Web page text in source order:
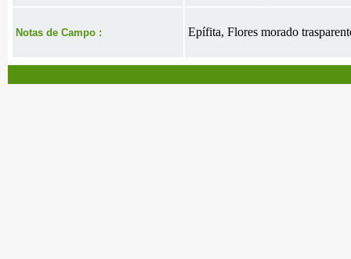
Notas de Campo : Epífita, Flores morado